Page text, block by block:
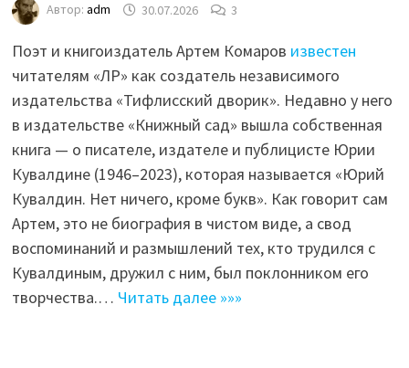
Автор: adm 30.07.2026 3
Поэт и книгоиздатель Артем Комаров известен
читателям «ЛР» как создатель независимого
издательства «Тифлисский дворик». Недавно у него
в издательстве «Книжный сад» вышла собственная
книга — о писателе, издателе и публицисте Юрии
Кувалдине (1946–2023), которая называется «Юрий
Кувалдин. Нет ничего, кроме букв». Как говорит сам
Артем, это не биография в чистом виде, а свод
воспоминаний и размышлений тех, кто трудился с
Кувалдиным, дружил с ним, был поклонником его
творчества.… Читать далее »»»